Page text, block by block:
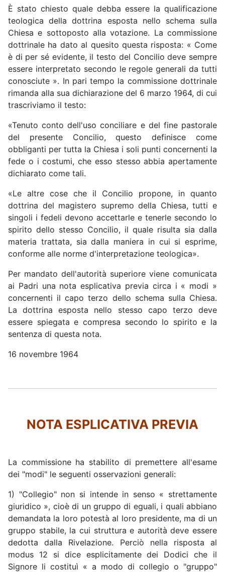
È stato chiesto quale debba essere la qualificazione
teologica della dottrina esposta nello schema sulla
Chiesa e sottoposto alla votazione. La commissione
dottrinale ha dato al quesito questa risposta: « Come
è di per sé evidente, il testo del Concilio deve sempre
essere interpretato secondo le regole generali da tutti
conosciute ». In pari tempo la commissione dottrinale
rimanda alla sua dichiarazione del 6 marzo 1964, di cui
trascriviamo il testo:
«Tenuto conto dell'uso conciliare e del fine pastorale
del presente Concilio, questo definisce come
obbliganti per tutta la Chiesa i soli punti concernenti la
fede o i costumi, che esso stesso abbia apertamente
dichiarato come tali.
«Le altre cose che il Concilio propone, in quanto
dottrina del magistero supremo della Chiesa, tutti e
singoli i fedeli devono accettarle e tenerle secondo lo
spirito dello stesso Concilio, il quale risulta sia dalla
materia trattata, sia dalla maniera in cui si esprime,
conforme alle norme d'interpretazione teologica».
Per mandato dell'autorità superiore viene comunicata
ai Padri una nota esplicativa previa circa i « modi »
concernenti il capo terzo dello schema sulla Chiesa.
La dottrina esposta nello stesso capo terzo deve
essere spiegata e compresa secondo lo spirito e la
sentenza di questa nota.
16 novembre 1964
NOTA ESPLICATIVA PREVIA
La commissione ha stabilito di premettere all'esame
dei "modi" le seguenti osservazioni generali:
1) "Collegio" non si intende in senso « strettamente
giuridico », cioè di un gruppo di eguali, i quali abbiano
demandata la loro potestà al loro presidente, ma di un
gruppo stabile, la cui struttura e autorità deve essere
dedotta dalla Rivelazione. Perciò nella risposta al
modus 12 si dice esplicitamente dei Dodici che il
Signore li costituì « a modo di collegio o "gruppo"